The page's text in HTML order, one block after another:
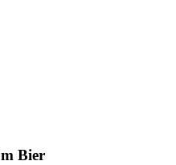
Bier